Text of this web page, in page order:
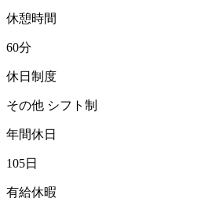
休憩時間
60分
休日制度
その他 シフト制
年間休日
105日
有給休暇